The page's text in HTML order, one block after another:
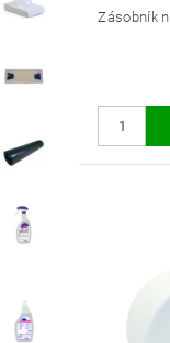
Zásobník